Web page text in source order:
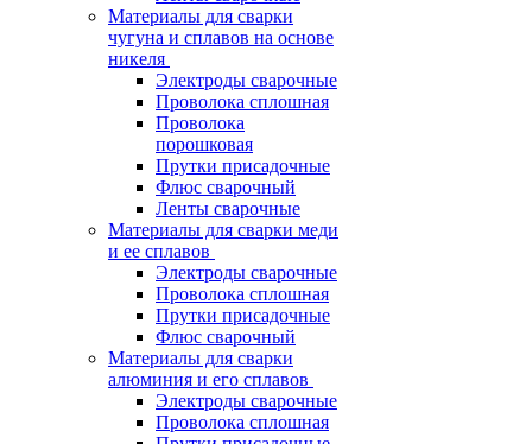
Материалы для сварки
чугуна и сплавов на основе
никеля
Электроды сварочные
Проволока сплошная
Проволока
порошковая
Прутки присадочные
Флюс сварочный
Ленты сварочные
Материалы для сварки меди
и ее сплавов
Электроды сварочные
Проволока сплошная
Прутки присадочные
Флюс сварочный
Материалы для сварки
алюминия и его сплавов
Электроды сварочные
Проволока сплошная